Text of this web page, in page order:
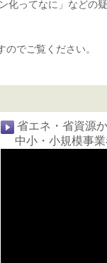
ってなに」などの
でご覧ください。
省エネ・省資源
中小・小規模事業